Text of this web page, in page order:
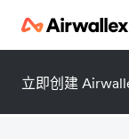
立即创建